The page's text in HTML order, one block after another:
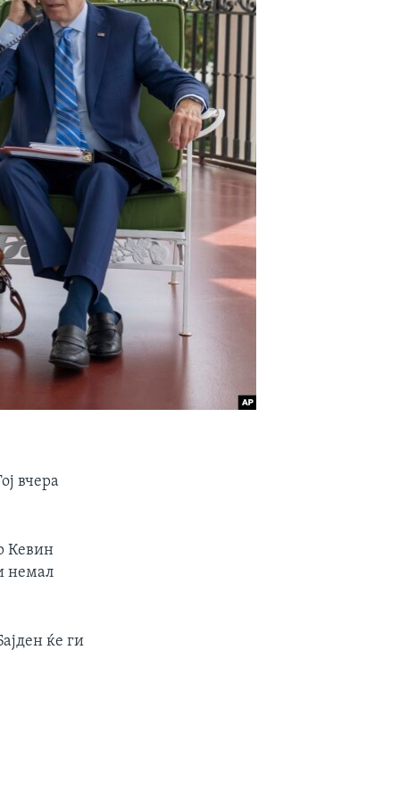
вчера
Кевин
немал
ќе ги